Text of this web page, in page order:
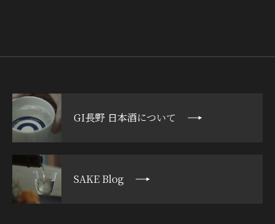
GI長野 日本酒について
SAKE Blog